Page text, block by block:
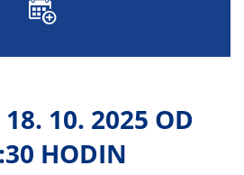
18. 10. 2025 OD
HODIN
tohoto důvodu
nemohou být
individuálně
deaktivovány